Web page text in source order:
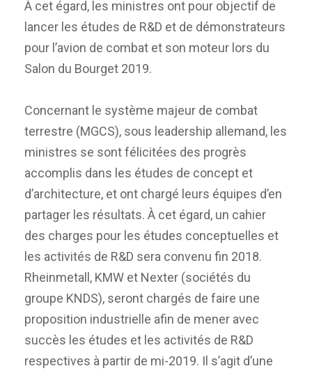
À cet égard, les ministres ont pour objectif de
lancer les études de R&D et de démonstrateurs
pour l’avion de combat et son moteur lors du
Salon du Bourget 2019.
Concernant le système majeur de combat
terrestre (MGCS), sous leadership allemand, les
ministres se sont félicitées des progrès
accomplis dans les études de concept et
d’architecture, et ont chargé leurs équipes d’en
partager les résultats. À cet égard, un cahier
des charges pour les études conceptuelles et
les activités de R&D sera convenu fin 2018.
Rheinmetall, KMW et Nexter (sociétés du
groupe KNDS), seront chargés de faire une
proposition industrielle afin de mener avec
succès les études et les activités de R&D
respectives à partir de mi-2019. Il s’agit d’une